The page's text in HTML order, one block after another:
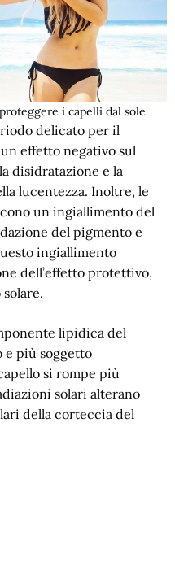
i capelli dal sole
delicato per il
effetto negativo sul
disidratazione e la
lucentezza. Inoltre, le
un ingiallimento del
del pigmento e
ingiallimento
dell’effetto protettivo,
lipidica del
e più soggetto
si rompe più
solari alterano
della corteccia del